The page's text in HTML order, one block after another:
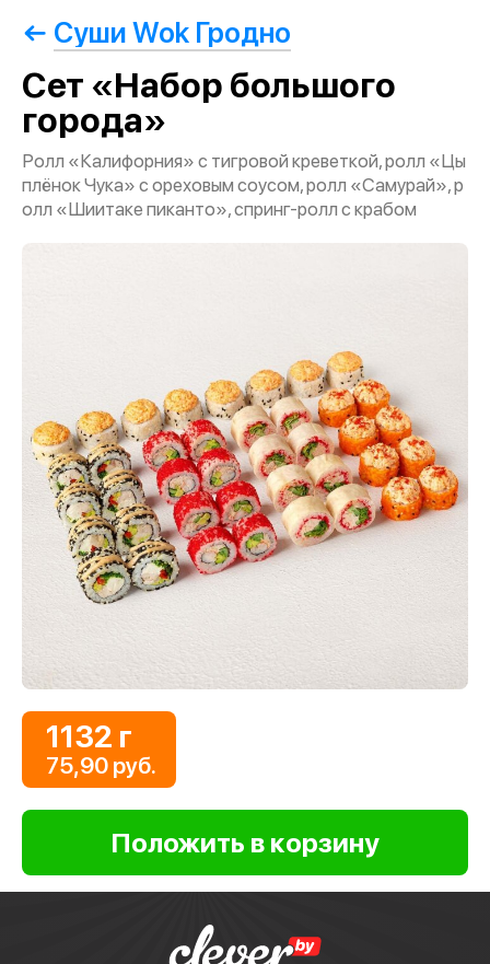
Суши Wok Гродно
Сет «Набор большого
города»
Ролл «Калифорния» с тигровой креветкой, ролл «Цы
плёнок Чука» с ореховым соусом, ролл «Самурай», р
олл «Шиитаке пиканто», спринг-ролл с крабом
1132 г
75,90 руб.